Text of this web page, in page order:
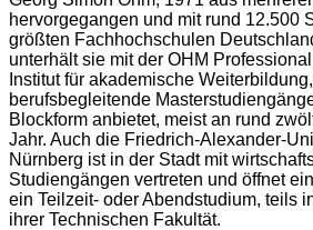
hervorgegangen und mit rund 12.500
größten Fachhochschulen
unterhält sie mit der OHM
Institut für akademische
berufsbegleitende
Blockform anbietet, meist an rund
Jahr. Auch die Friedrich-Alexander-
Nürnberg ist in der Stadt mit
Studiengängen vertreten und öffnet
ein Teilzeit- oder Abendstudium, teils
ihrer Technischen Fakultät.